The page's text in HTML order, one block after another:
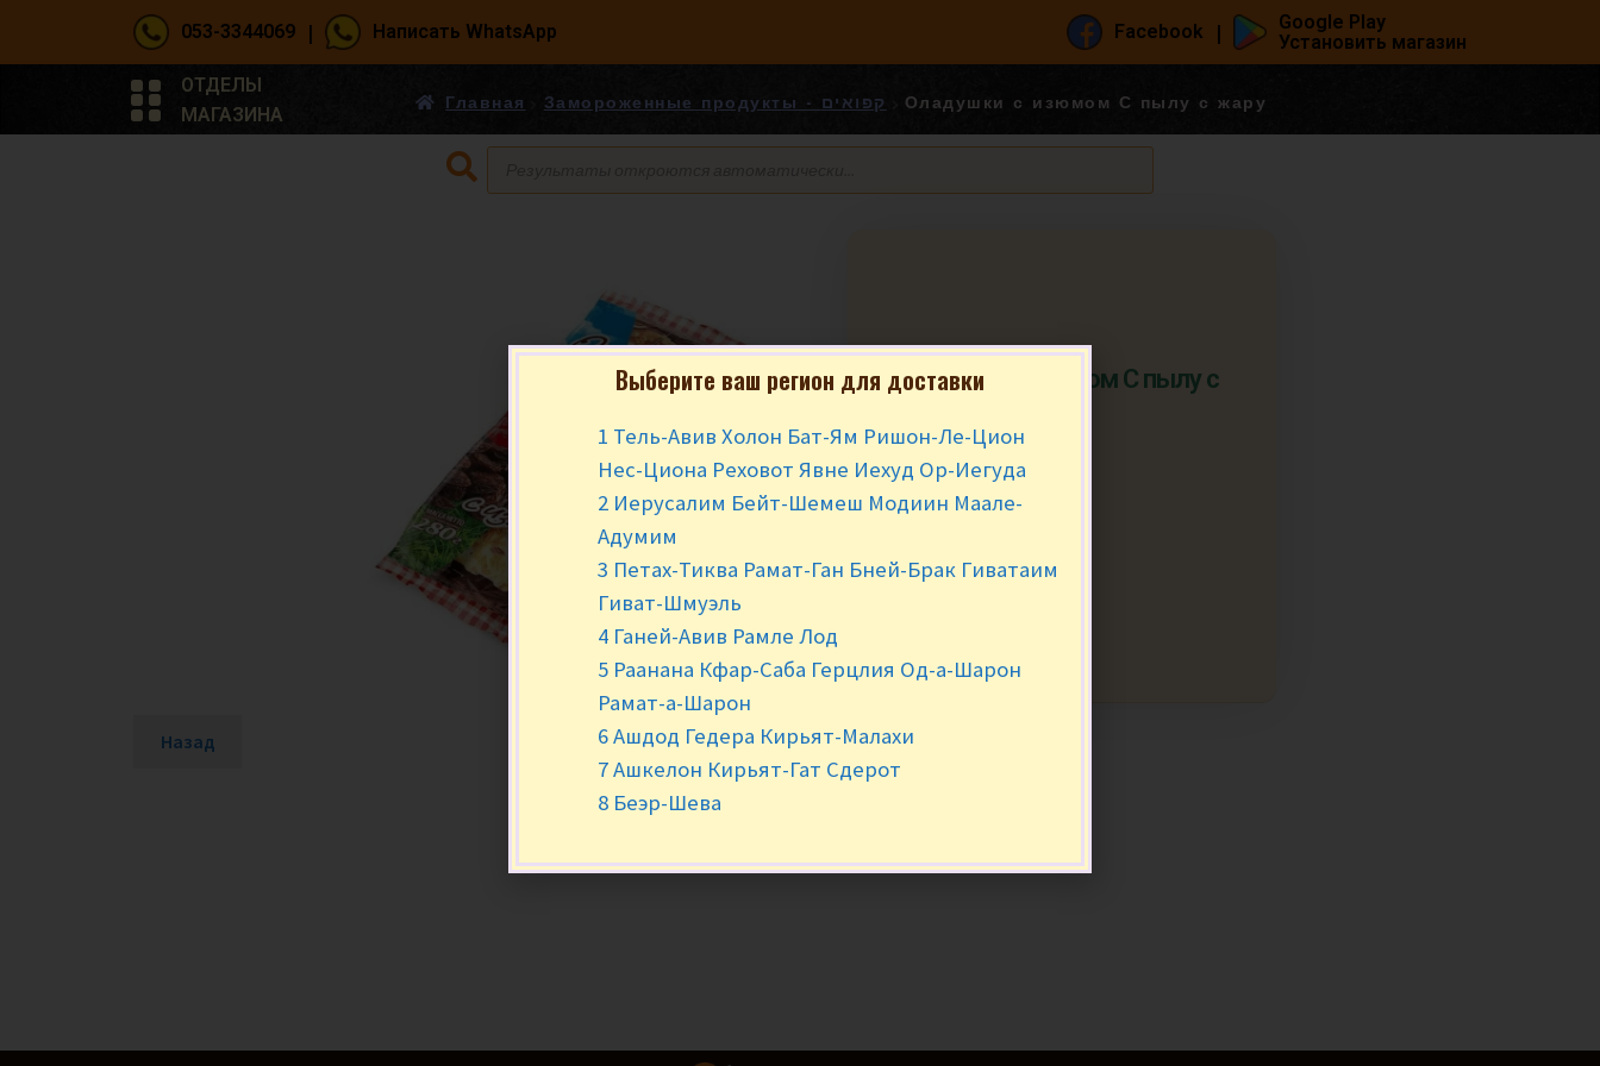
053-3344069 | Написать WhatsApp Facebook |
Google Play
Установить магазин
ОТДЕЛЫ
МАГАЗИНА
Главная Замороженные продукты - קפואים Оладушки с изюмом С пылу с жару
Оладушки с изюмом С пылу с
₪12.90 за уп.
Назад
Выберите ваш регион для доставки
1 Тель-Авив Холон Бат-Ям Ришон-Ле-Цион
Нес-Циона Реховот Явне Иехуд Ор-Иегуда
2 Иерусалим Бейт-Шемеш Модиин Маале-
Адумим
3 Петах-Тиква Рамат-Ган Бней-Брак Гиватаим
Гиват-Шмуэль
4 Ганей-Авив Рамле Лод
5 Раанана Кфар-Саба Герцлия Од-а-Шарон
Рамат-а-Шарон
6 Ашдод Гедера Кирьят-Малахи
7 Ашкелон Кирьят-Гат Сдерот
8 Беэр-Шева